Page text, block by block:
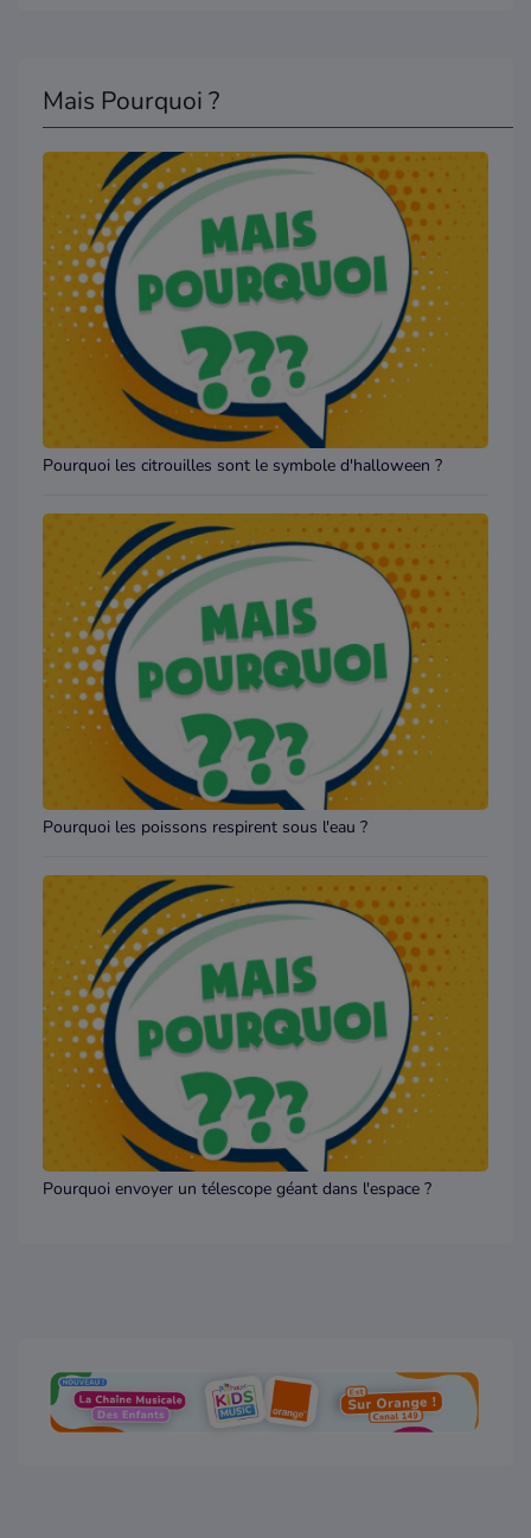
Mais Pourquoi ?
Pourquoi les citrouilles sont le symbole d'halloween ?
Pourquoi les poissons respirent sous l'eau ?
Pourquoi envoyer un télescope géant dans l'espace ?